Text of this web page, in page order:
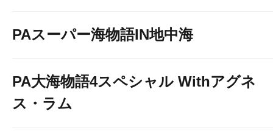
PAスーパー海物語IN地中海
PA大海物語4スペシャル Withアグネ
ス・ラム